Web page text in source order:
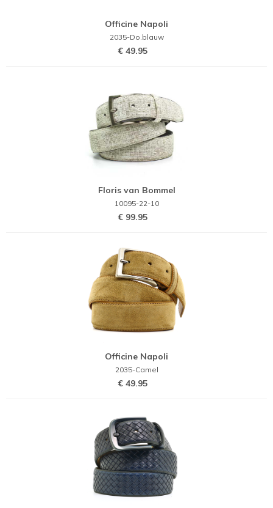
Officine Napoli
2035-Do.blauw
€ 49.95
Floris van Bommel
10095-22-10
€ 99.95
Officine Napoli
2035-Camel
€ 49.95